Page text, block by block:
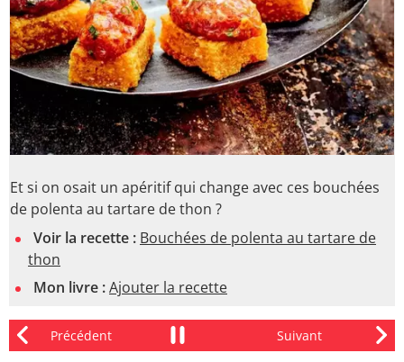
Et si on osait un apéritif qui change avec ces bouchées
de polenta au tartare de thon ?
Voir la recette : Bouchées de polenta au tartare de
thon
Mon livre :Ajouter la recette